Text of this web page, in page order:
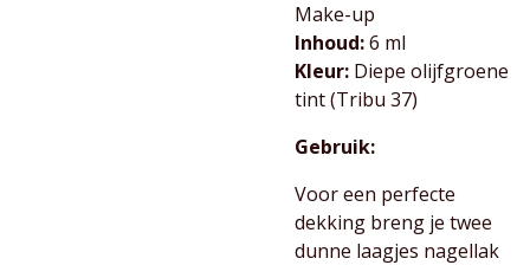
Make-up
Inhoud:6 ml
Kleur: Diepe olijfgroene
tint (Tribu 37)
Gebruik:
Voor een perfecte
dekking breng je twee
dunne laagjes nagellak